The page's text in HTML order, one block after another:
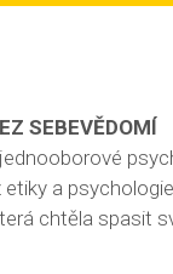
SEBEVĚDOMÍ
a
chtěla spasit